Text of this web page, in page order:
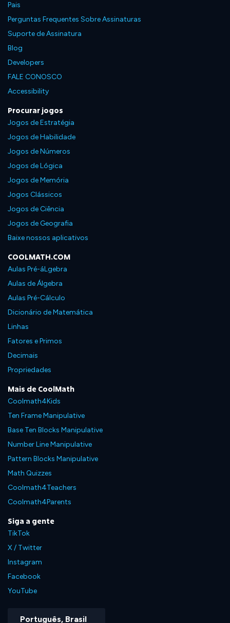
Pais
Perguntas Frequentes Sobre Assinaturas
Suporte de Assinatura
Blog
Developers
FALE CONOSCO
Accessibility
Procurar jogos
Jogos de Estratégia
Jogos de Habilidade
Jogos de Números
Jogos de Lógica
Jogos de Memória
Jogos Clássicos
Jogos de Ciência
Jogos de Geografia
Baixe nossos aplicativos
COOLMATH.COM
Aulas Pré-áLgebra
Aulas de Álgebra
Aulas Pré-Cálculo
Dicionário de Matemática
Linhas
Fatores e Primos
Decimais
Propriedades
Mais de CoolMath
Coolmath4Kids
Ten Frame Manipulative
Base Ten Blocks Manipulative
Number Line Manipulative
Pattern Blocks Manipulative
Math Quizzes
Coolmath4Teachers
Coolmath4Parents
Siga a gente
TikTok
X / Twitter
Instagram
Facebook
YouTube
Português, Brasil